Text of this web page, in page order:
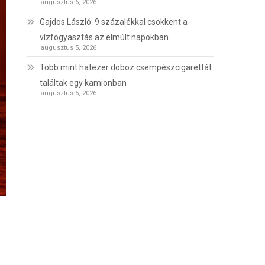
augusztus 6, 2026
Gajdos László: 9 százalékkal csökkent a
vízfogyasztás az elmúlt napokban
augusztus 5, 2026
Több mint hatezer doboz csempészcigarettát
találtak egy kamionban
augusztus 5, 2026